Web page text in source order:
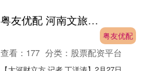
成为其股东，并于2....
粤友优配 河南文旅马年“开门红”，“乐享河南”文旅消费券发放至3月4日
粤友优配
查看： 177 分类： 股票配资平台